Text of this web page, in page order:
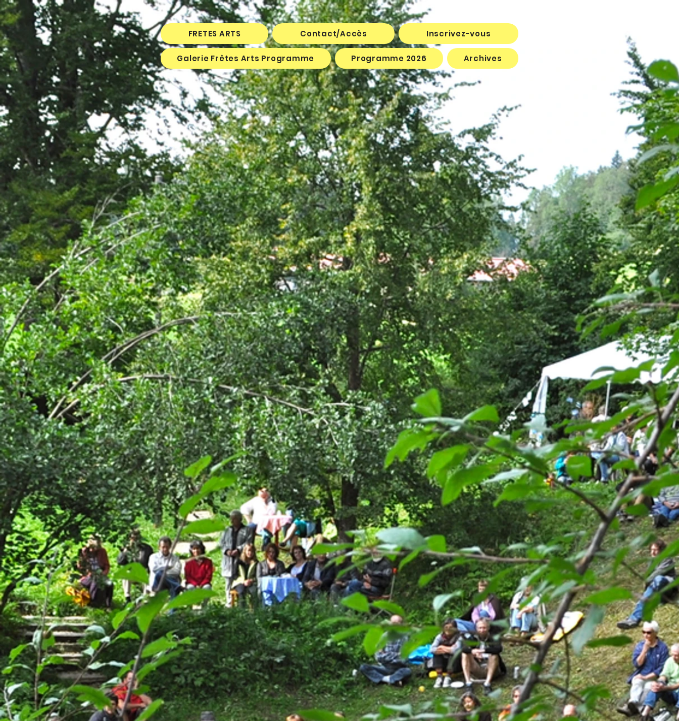
FRETES ARTS Contact/Accès Inscrivez-vous
Galerie Frêtes Arts Programme Programme 2026 Archives